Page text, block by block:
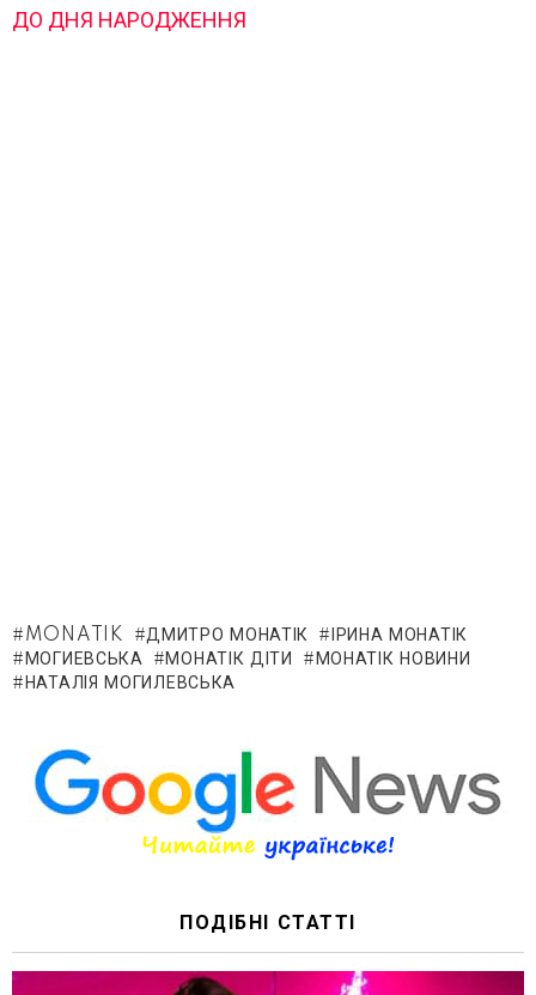
ДО ДНЯ НАРОДЖЕННЯ
MONATIK ДМИТРО МОНАТІК
ІРИНА МОНАТІК
МОГИЕВСЬКА
МОНАТІК ДІТИ
МОНАТІК НОВИНИ
НАТАЛІЯ МОГИЛЕВСЬКА
ПОДІБНІ СТАТТІ